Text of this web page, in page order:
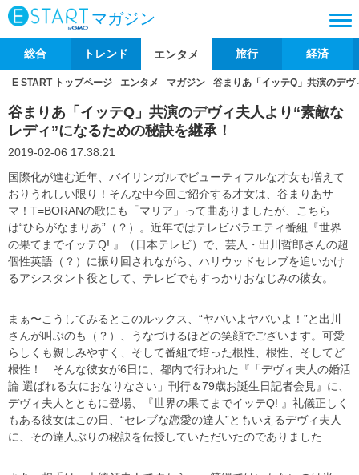
マガジン
総合 トレンド エンタメ 旅行 経済
E START トップページ エンタメ マガジン 谷まりあ「イッテQ」共演のデ
谷まりあ「イッテQ」共演のデヴィ夫人より“素敵な
レディ”になるための秘訣を継承！
2019-02-06 17:38:21
国際化が進む近年、バイリンガルでビューティフルな才女も増えて
おりうれしい限り！そんな中今回ご紹介する才女は、谷まりあサ
マ！T=BORANの歌にも「マリア」って曲ありましたが、こちら
は“ひらがなまりあ”（？）。近年ではテレビバラエティ番組『世界
の果てまでイッテQ! 』（日本テレビ）で、芸人・出川哲郎さんの超
個性英語（？）に振り回されながら、ハリウッドセレブを追いかけ
るアシスタント役として、テレビでもすっかりおなじみの彼女。
まぁ〜こうしてみるとこのルックス、“ヤバいよヤバいよ！”と出川
さんが叫ぶのも（？）、うなづけるほどの笑顔でございます。可愛
らしくも親しみやすく、そして番組で培った根性、根性、そしてど
根性！ そんな彼女が6日に、都内で行われた『「デヴィ夫人の婚活
論 選ばれる女におなりなさい」刊行＆79歳お誕生日記者会見』に、
デヴィ夫人とともに登場、『世界の果てまでイッテQ! 』礼儀正しく
もある彼女はこの日、“セレブな恋愛の達人”ともいえるデヴィ夫人
に、その達人ぶりの秘訣を伝授していただいたのでありました